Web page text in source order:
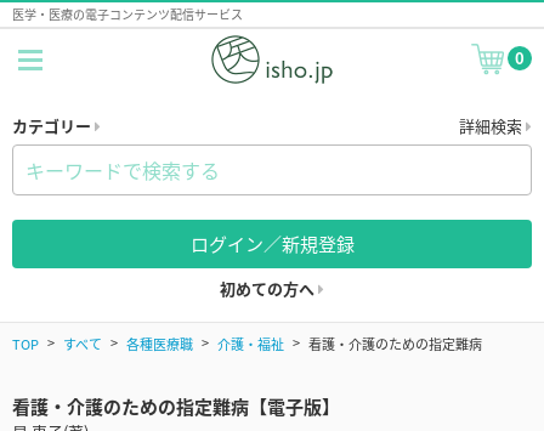
医学・医療の電子コンテンツ配信サービス
0
カテゴリー 詳細検索
ログイン／新規登録
初めての方へ
TOP すべて 各種医療職 介護・福祉 看護・介護のための指定難病
看護・介護のための指定難病【電子版】